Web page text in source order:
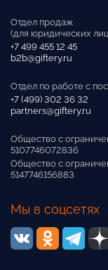
Отдел продаж
(для юридических
+7 499 455 12 45
b2b@giftery.ru
Отдел по работе с
+7 (499) 302 36 32
partners@giftery.ru
Общество с
5107746072836
Общество с
5147746156883
Мы в соцсетях